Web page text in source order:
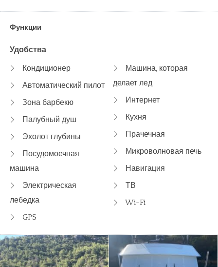
Функции
Удобства
Кондиционер
Автоматический пилот
Зона барбекю
Палубный душ
Эхолот глубины
Посудомоечная
машина
Электрическая
лебедка
GPS
Машина, которая
делает лед
Интернет
Кухня
Прачечная
Микроволновая печь
Навигация
ТВ
Wi-Fi